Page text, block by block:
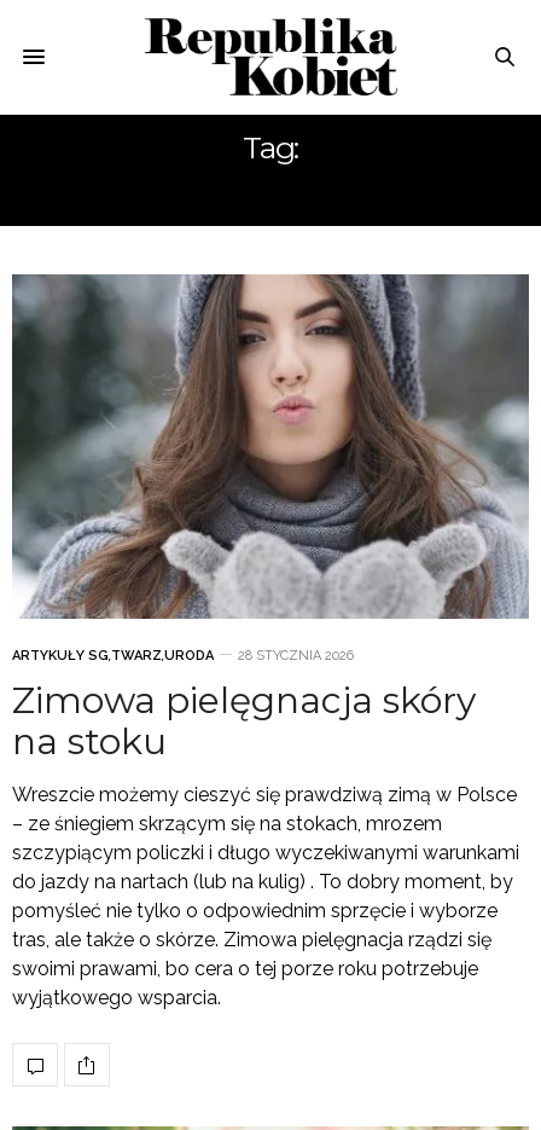
Tag:
ARTYKUŁY SG,TWARZ,URODA 28 STYCZNIA 2026
Zimowa pielęgnacja skóry
na stoku
Wreszcie możemy cieszyć się prawdziwą zimą w Polsce
– ze śniegiem skrzącym się na stokach, mrozem
szczypiącym policzki i długo wyczekiwanymi warunkami
do jazdy na nartach (lub na kulig) . To dobry moment, by
pomyśleć nie tylko o odpowiednim sprzęcie i wyborze
tras, ale także o skórze. Zimowa pielęgnacja rządzi się
swoimi prawami, bo cera o tej porze roku potrzebuje
wyjątkowego wsparcia.